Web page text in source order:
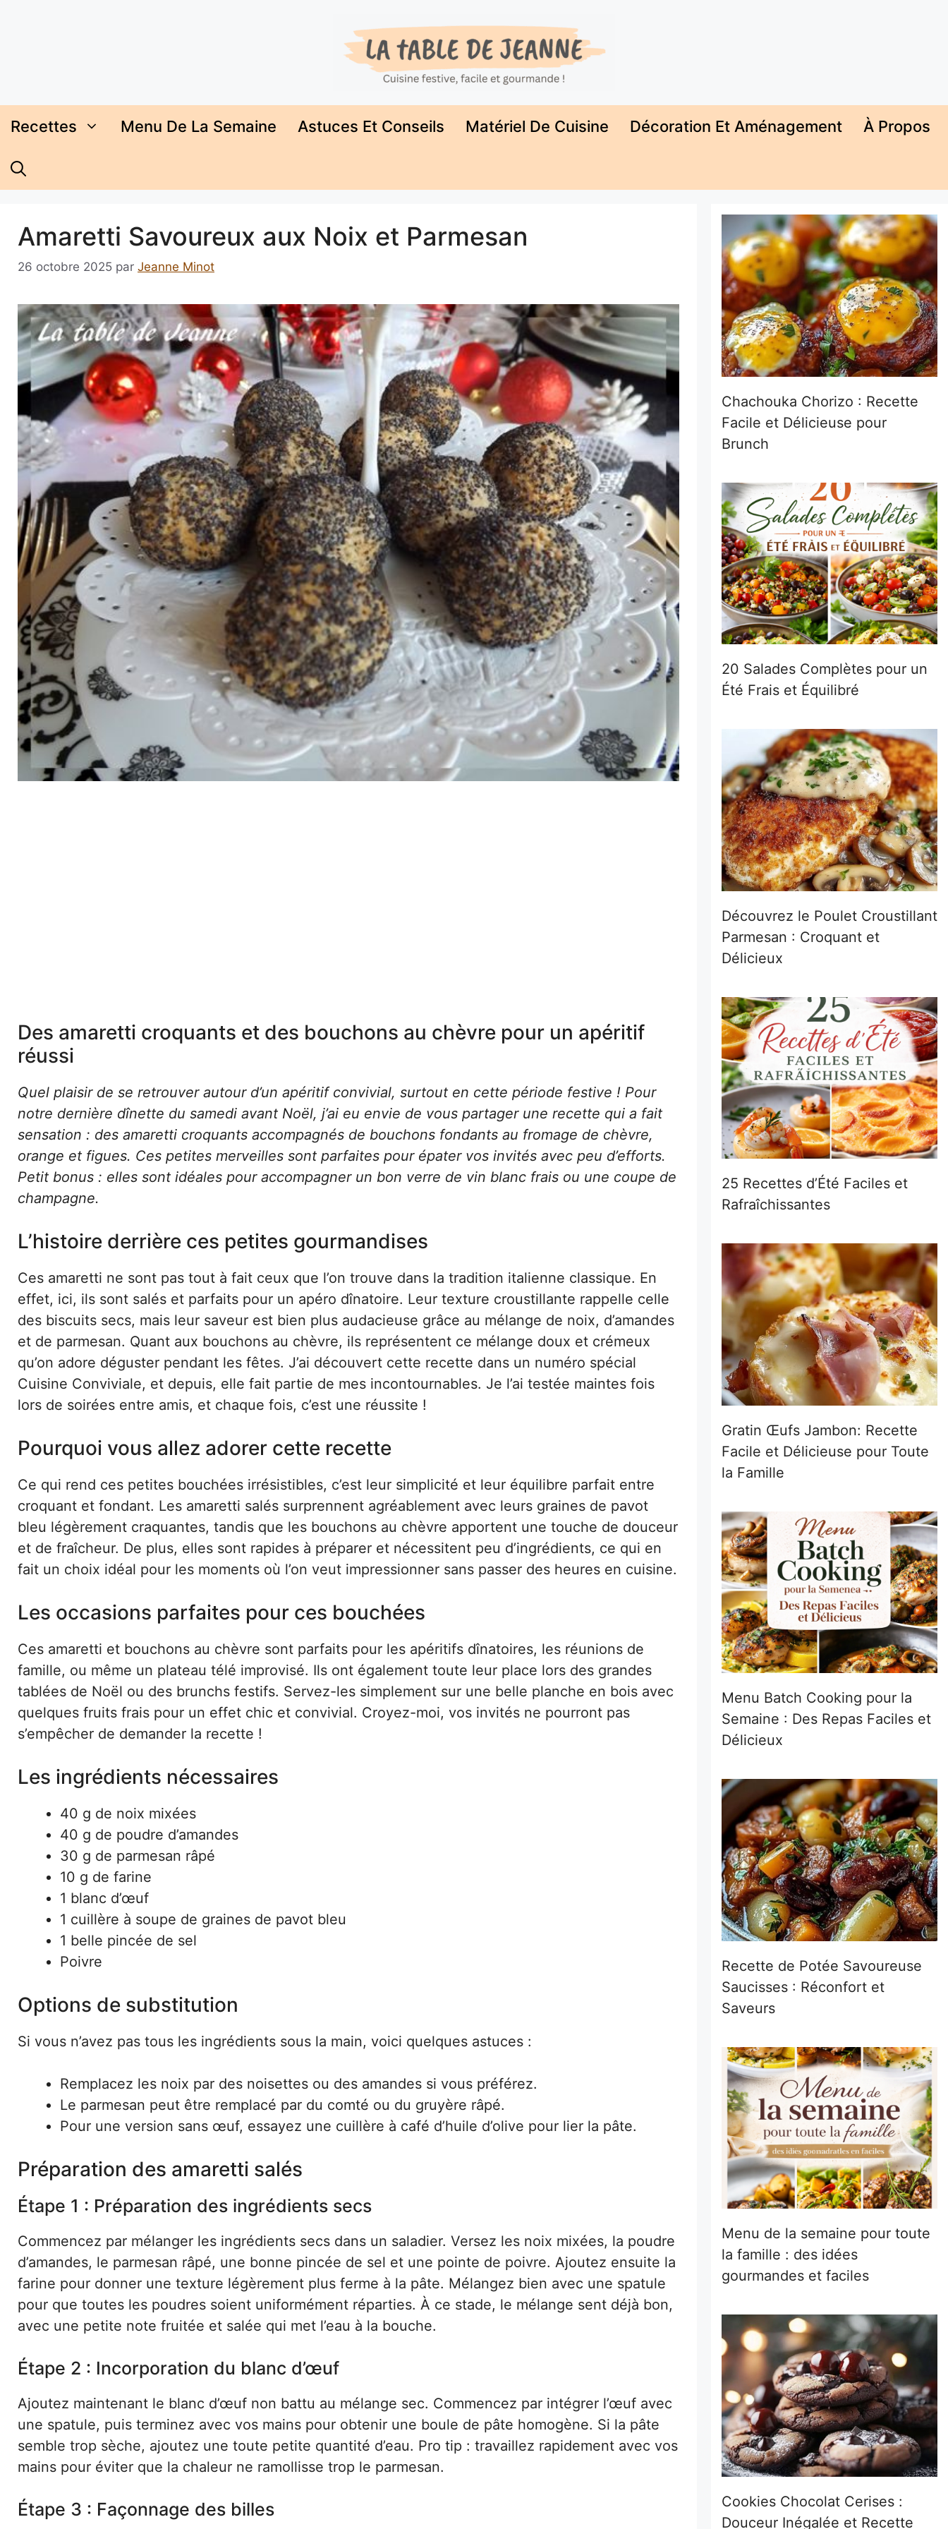
Recettes Menu De La Semaine Astuces Et Conseils Matériel De Cuisine Décoration Et Aménagement À Propos
Amaretti Savoureux aux Noix et Parmesan
26 octobre 2025 par Jeanne Minot
Des amaretti croquants et des bouchons au chèvre pour un apéritif
réussi
Quel plaisir de se retrouver autour d’un apéritif convivial, surtout en cette période festive ! Pour
notre dernière dînette du samedi avant Noël, j’ai eu envie de vous partager une recette qui a fait
sensation : des amaretti croquants accompagnés de bouchons fondants au fromage de chèvre,
orange et figues. Ces petites merveilles sont parfaites pour épater vos invités avec peu d’efforts.
Petit bonus : elles sont idéales pour accompagner un bon verre de vin blanc frais ou une coupe de
champagne.
L’histoire derrière ces petites gourmandises
Ces amaretti ne sont pas tout à fait ceux que l’on trouve dans la tradition italienne classique. En
effet, ici, ils sont salés et parfaits pour un apéro dînatoire. Leur texture croustillante rappelle celle
des biscuits secs, mais leur saveur est bien plus audacieuse grâce au mélange de noix, d’amandes
et de parmesan. Quant aux bouchons au chèvre, ils représentent ce mélange doux et crémeux
qu’on adore déguster pendant les fêtes. J’ai découvert cette recette dans un numéro spécial
Cuisine Conviviale, et depuis, elle fait partie de mes incontournables. Je l’ai testée maintes fois
lors de soirées entre amis, et chaque fois, c’est une réussite !
Pourquoi vous allez adorer cette recette
Ce qui rend ces petites bouchées irrésistibles, c’est leur simplicité et leur équilibre parfait entre
croquant et fondant. Les amaretti salés surprennent agréablement avec leurs graines de pavot
bleu légèrement craquantes, tandis que les bouchons au chèvre apportent une touche de douceur
et de fraîcheur. De plus, elles sont rapides à préparer et nécessitent peu d’ingrédients, ce qui en
fait un choix idéal pour les moments où l’on veut impressionner sans passer des heures en cuisine.
Les occasions parfaites pour ces bouchées
Ces amaretti et bouchons au chèvre sont parfaits pour les apéritifs dînatoires, les réunions de
famille, ou même un plateau télé improvisé. Ils ont également toute leur place lors des grandes
tablées de Noël ou des brunchs festifs. Servez-les simplement sur une belle planche en bois avec
quelques fruits frais pour un effet chic et convivial. Croyez-moi, vos invités ne pourront pas
s’empêcher de demander la recette !
Les ingrédients nécessaires
40 g de noix mixées
40 g de poudre d’amandes
30 g de parmesan râpé
10 g de farine
1 blanc d’œuf
1 cuillère à soupe de graines de pavot bleu
1 belle pincée de sel
Poivre
Options de substitution
Si vous n’avez pas tous les ingrédients sous la main, voici quelques astuces :
Remplacez les noix par des noisettes ou des amandes si vous préférez.
Le parmesan peut être remplacé par du comté ou du gruyère râpé.
Pour une version sans œuf, essayez une cuillère à café d’huile d’olive pour lier la pâte.
Préparation des amaretti salés
Étape 1 : Préparation des ingrédients secs
Commencez par mélanger les ingrédients secs dans un saladier. Versez les noix mixées, la poudre
d’amandes, le parmesan râpé, une bonne pincée de sel et une pointe de poivre. Ajoutez ensuite la
farine pour donner une texture légèrement plus ferme à la pâte. Mélangez bien avec une spatule
pour que toutes les poudres soient uniformément réparties. À ce stade, le mélange sent déjà bon,
avec une petite note fruitée et salée qui met l’eau à la bouche.
Étape 2 : Incorporation du blanc d’œuf
Ajoutez maintenant le blanc d’œuf non battu au mélange sec. Commencez par intégrer l’œuf avec
une spatule, puis terminez avec vos mains pour obtenir une boule de pâte homogène. Si la pâte
semble trop sèche, ajoutez une toute petite quantité d’eau. Pro tip : travaillez rapidement avec vos
mains pour éviter que la chaleur ne ramollisse trop le parmesan.
Étape 3 : Façonnage des billes
Chachouka Chorizo : Recette
Facile et Délicieuse pour
Brunch
20 Salades Complètes pour un
Été Frais et Équilibré
Découvrez le Poulet Croustillant
Parmesan : Croquant et
Délicieux
25 Recettes d’Été Faciles et
Rafraîchissantes
Gratin Œufs Jambon: Recette
Facile et Délicieuse pour Toute
la Famille
Menu Batch Cooking pour la
Semaine : Des Repas Faciles et
Délicieux
Recette de Potée Savoureuse
Saucisses : Réconfort et
Saveurs
Menu de la semaine pour toute
la famille : des idées
gourmandes et faciles
Cookies Chocolat Cerises :
Douceur Inégalée et Recette